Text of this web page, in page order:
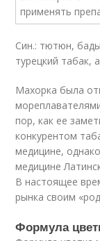
Син.: тютюн,
турецкий табак,
Махорка была
пор, как ее
конкурентом
медицине,
медицине
В настоящее
рынка своим
Формула